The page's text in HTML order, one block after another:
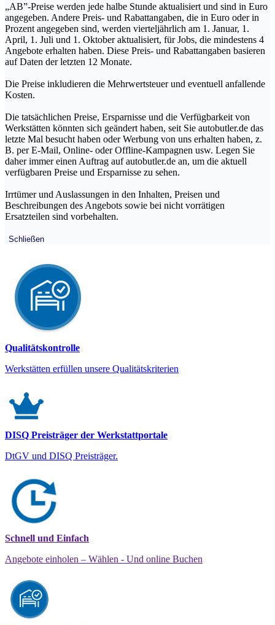
„AB”-Preise werden jede halbe Stunde aktualisiert und sind in Euro
angegeben. Andere Preis- und Rabattangaben, die in Euro oder in
Prozent angegeben sind, werden vierteljährlich am 1. Januar, 1.
April, 1. Juli und 1. Oktober aktualisiert, für Jobs, die mindestens 4
Angebote erhalten haben. Diese Preis- und Rabattangaben basieren
auf Daten der letzten 12 Monate.
Die Preise inkludieren die Mehrwertsteuer und eventuell anfallende
Kosten.
Die tatsächlichen Preise, Ersparnisse und die Verfügbarkeit von
Werkstätten könnten sich geändert haben, seit Sie autobutler.de das
letzte Mal besucht haben oder Werbung von uns erhalten haben, z.
B. per E-Mail, Online- oder Offline-Kampagnen usw. Legen Sie
daher immer einen Auftrag auf autobutler.de an, um die aktuell
verfügbaren Preise und Ersparnisse zu sehen.
Irrtümer und Auslassungen in den Inhalten, Preisen und
Beschreibungen des Angebots sowie bei nicht vorrätigen
Ersatzteilen sind vorbehalten.
Schließen
Qualitätskontrolle
Werkstätten erfüllen unsere Qualitätskriterien
DISQ Preisträger der Werkstattportale
DtGV und DISQ Preisträger.
Schnell und Einfach
Angebote einholen – Wählen - Und online Buchen